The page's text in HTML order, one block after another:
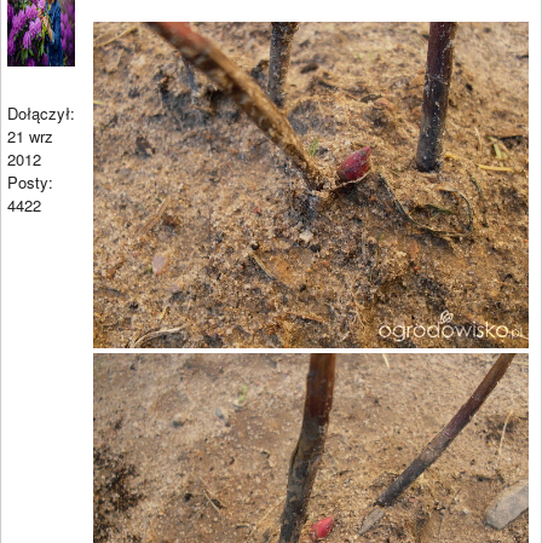
Dołączył:
21 wrz
2012
Posty:
4422